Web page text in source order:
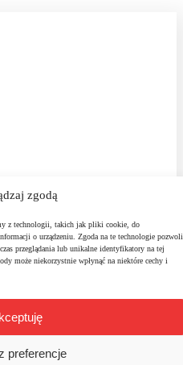
zgodą
z technologii, takich jak pliki cookie, do
o urządzeniu. Zgoda na te technologie pozwoli
przeglądania lub unikalne identyfikatory na tej
może niekorzystnie wpłynąć na niektóre cechy i
preferencje